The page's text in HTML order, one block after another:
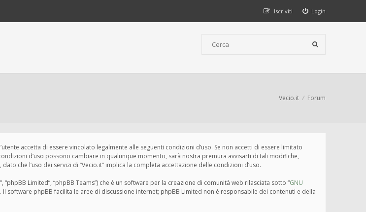
Login
Iscriviti
Vecio.it Forum
accetta di essere vincolato legalmente alle seguenti condizioni d’uso. Se non accetti di essere limitato
d’uso possono cambiare in qualunque momento, sarà nostra premura avvisarti di tali modifiche,
che l’uso dei servizi di “Vecio.it” implica la completa accettazione delle condizioni d’uso.
Limited”, “phpBB Teams”) che è un software per la creazione di comunità web rilasciata sotto “GNU
. Il software phpBB facilita le aree di discussione internet; phpBB Limited non è responsabile dei contenuti e della